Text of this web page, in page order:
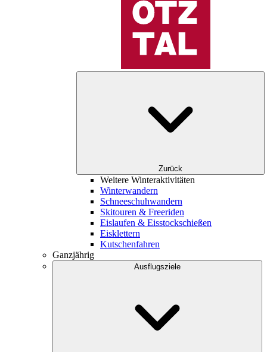
Zurück
Weitere Winteraktivitäten
Winterwandern
Schneeschuhwandern
Skitouren & Freeriden
Eislaufen & Eisstockschießen
Eisklettern
Kutschenfahren
Ganzjährig
Ausflugsziele